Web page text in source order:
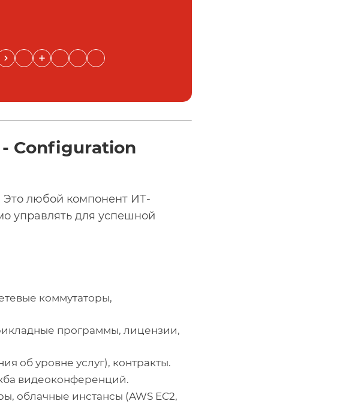
Configuration
Это любой компонент ИТ-
управлять для успешной
коммутаторы,
программы, лицензии,
об уровне услуг), контракты.
видеоконференций.
облачные инстансы (AWS EC2,